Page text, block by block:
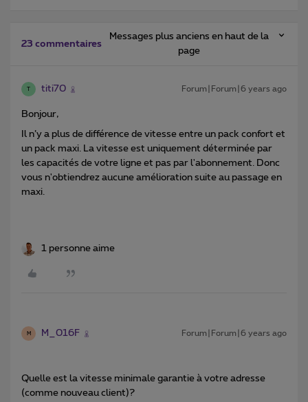
23 commentaires
Messages plus anciens en haut de la
page
titi70 Forum|Forum|6 years ago
Bonjour,
Il n’y a plus de différence de vitesse entre un pack confort et
un pack maxi. La vitesse est uniquement déterminée par
les capacités de votre ligne et pas par l'abonnement. Donc
vous n'obtiendrez aucune amélioration suite au passage en
maxi.
1 personne aime
M M_016F Forum|Forum|6 years ago
Quelle est la vitesse minimale garantie à votre adresse
(comme nouveau client)?